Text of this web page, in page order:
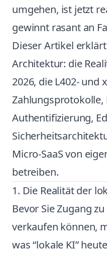
umgehen, ist jetzt
gewinnt rasant an
Dieser Artikel
Architektur: die
2026, die L402- und
Authentifizierung,
Micro-SaaS von
betreiben.
1. Die Realität der
Bevor Sie Zugang
verkaufen können,
was “lokale KI”